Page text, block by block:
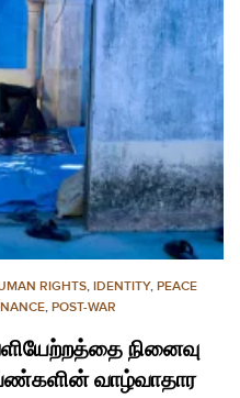
RIGHTS, IDENTITY, PEACE
, POST-WAR
நினைவு
வாழ்வாதார